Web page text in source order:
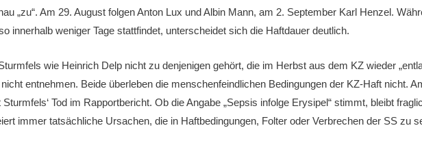
„zu“. Am 29. August folgen Anton Lux und Albin Mann, am 2. September Karl Henzel.
innerhalb weniger Tage stattfindet, unterscheidet sich die Haftdauer deutlich.
wie Heinrich Delp nicht zu denjenigen gehört, die im Herbst aus dem KZ wieder
entnehmen. Beide überleben die menschenfeindlichen Bedingungen der KZ-Haft nicht.
Tod im Rapportbericht. Ob die Angabe „Sepsis infolge Erysipel“ stimmt, bleibt
immer tatsächliche Ursachen, die in Haftbedingungen, Folter oder Verbrechen der SS zu